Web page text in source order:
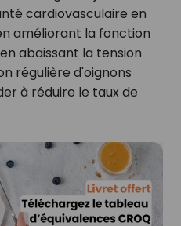
cardiovasculaire en
améliorant la fonction
abaissant la tension
régulière d'oignons
à réduire le taux de